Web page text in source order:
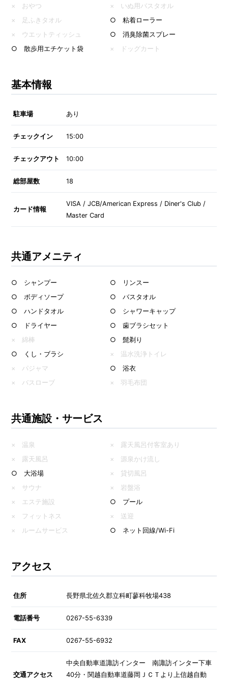
× おやつ
× いぬ用バスタオル
× 足ふきタオル
○ 粘着ローラー
× ウエットティッシュ
○ 消臭除菌スプレー
○ 散歩用エチケット袋
× ドッグカート
基本情報
駐車場 あり
チェックイン 15:00
チェックアウト 10:00
総部屋数 18
カード情報
VISA / JCB/American Express / Diner's Club /
Master Card
共通アメニティ
○ シャンプー
○ リンスー
○ ボディソープ
○ バスタオル
○ ハンドタオル
○ シャワーキャップ
○ ドライヤー
○ 歯ブラシセット
× 綿棒
○ 髭剃り
○ くし・ブラシ
× 温水洗浄トイレ
× パジャマ
○ 浴衣
× バスローブ
× 羽毛布団
共通施設・サービス
× 温泉
× 露天風呂付客室あり
× 露天風呂
× 源泉かけ流し
○ 大浴場
× 貸切風呂
× サウナ
× 岩盤浴
× エステ施設
○ プール
× フィットネス
× 送迎
× ルームサービス
○ ネット回線/Wi-Fi
アクセス
住所 長野県北佐久郡立科町蓼科牧場438
電話番号 0267-55-6339
FAX 0267-55-6932
交通アクセス
中央自動車道諏訪インター 南諏訪インター下車
40分・関越自動車道藤岡ＪＣＴより上信越自動